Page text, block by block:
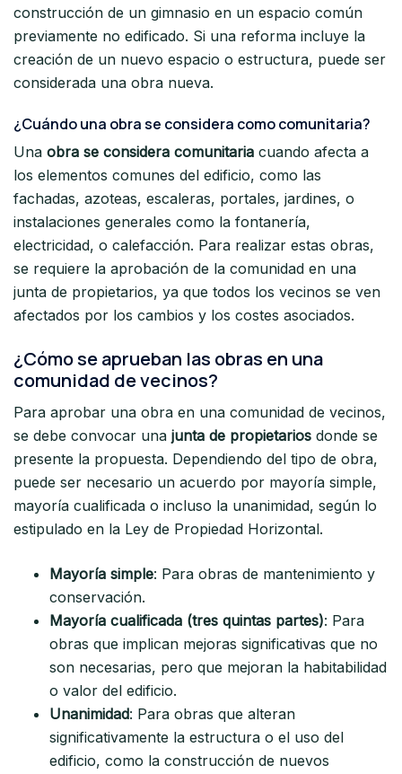
construcción de un gimnasio en un espacio común
previamente no edificado. Si una reforma incluye la
creación de un nuevo espacio o estructura, puede ser
considerada una obra nueva.
¿Cuándo una obra se considera como comunitaria?
Una obra se considera comunitaria cuando afecta a
los elementos comunes del edificio, como las
fachadas, azoteas, escaleras, portales, jardines, o
instalaciones generales como la fontanería,
electricidad, o calefacción. Para realizar estas obras,
se requiere la aprobación de la comunidad en una
junta de propietarios, ya que todos los vecinos se ven
afectados por los cambios y los costes asociados.
¿Cómo se aprueban las obras en una
comunidad de vecinos?
Para aprobar una obra en una comunidad de vecinos,
se debe convocar una junta de propietarios donde se
presente la propuesta. Dependiendo del tipo de obra,
puede ser necesario un acuerdo por mayoría simple,
mayoría cualificada o incluso la unanimidad, según lo
estipulado en la Ley de Propiedad Horizontal.
Mayoría simple: Para obras de mantenimiento y
conservación.
Mayoría cualificada (tres quintas partes): Para
obras que implican mejoras significativas que no
son necesarias, pero que mejoran la habitabilidad
o valor del edificio.
Unanimidad: Para obras que alteran
significativamente la estructura o el uso del
edificio, como la construcción de nuevos